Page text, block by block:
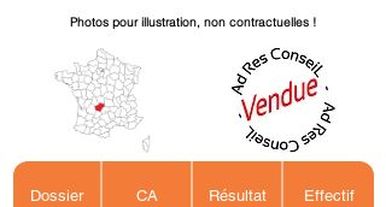
Photos pour illustration, non contractuelles !
Dossier CA Résultat Effectif